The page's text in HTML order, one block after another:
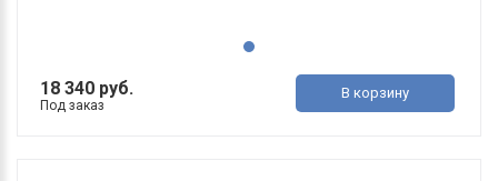
18 340 руб.
Под заказ
В корзину